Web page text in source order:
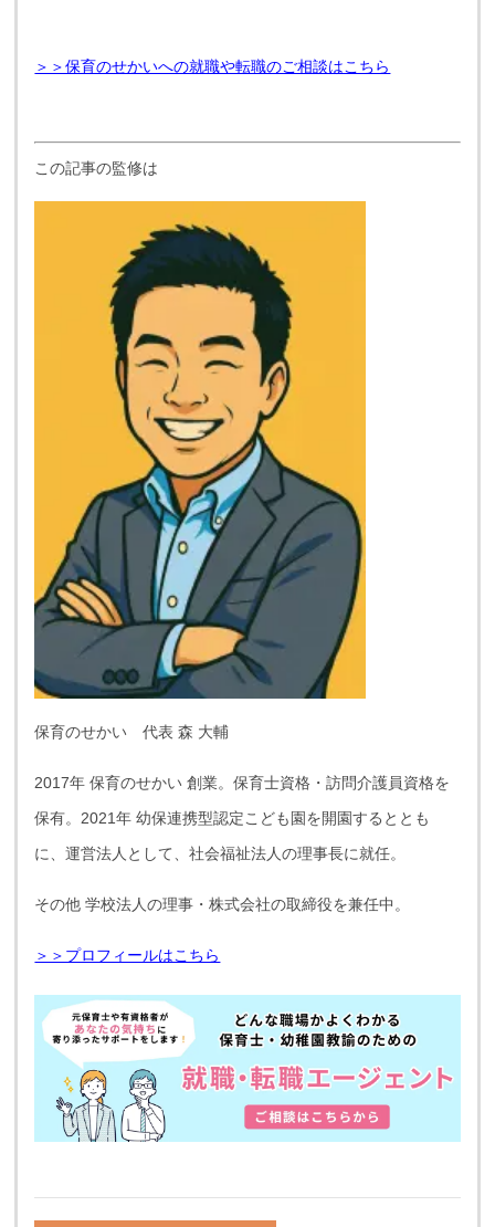
＞＞保育のせかいへの就職や転職のご相談はこちら
この記事の監修は
保育のせかい 代表 森 大輔
2017年 保育のせかい 創業。保育士資格・訪問介護員資格を
保有。2021年 幼保連携型認定こども園を開園するととも
に、運営法人として、社会福祉法人の理事長に就任。
その他 学校法人の理事・株式会社の取締役を兼任中。
＞＞プロフィールはこちら